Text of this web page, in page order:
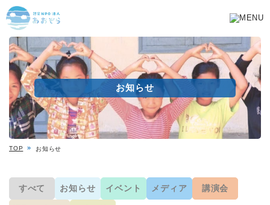
お知らせ
TOP お知らせ
すべて お知らせ イベント メディア 講演会